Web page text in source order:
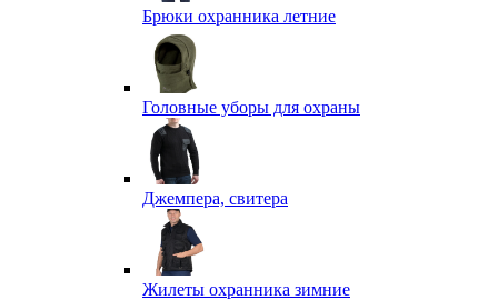
Брюки охранника летние
Головные уборы для охраны
Джемпера, свитера
Жилеты охранника зимние